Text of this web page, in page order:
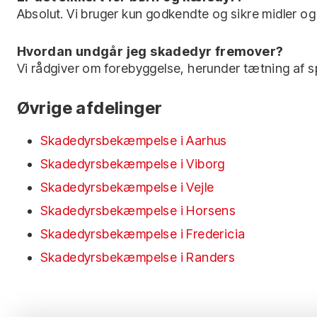
Absolut. Vi bruger kun godkendte og sikre midler
Hvordan undgår jeg skadedyr fremover?
Vi rådgiver om forebyggelse, herunder tætning af
Øvrige afdelinger
Skadedyrsbekæmpelse i Aarhus
Skadedyrsbekæmpelse i Viborg
Skadedyrsbekæmpelse i Vejle
Skadedyrsbekæmpelse i Horsens
Skadedyrsbekæmpelse i Fredericia
Skadedyrsbekæmpelse i Randers